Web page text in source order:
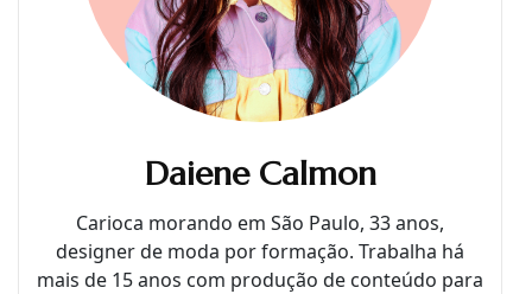
Daiene Calmon
Carioca morando em São Paulo, 33 anos,
designer de moda por formação. Trabalha há
mais de 15 anos com produção de conteúdo para